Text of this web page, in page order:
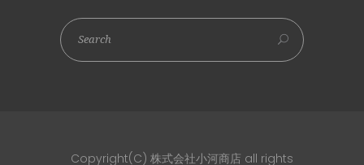
Copyright(C) 株式会社小河商店 all rights